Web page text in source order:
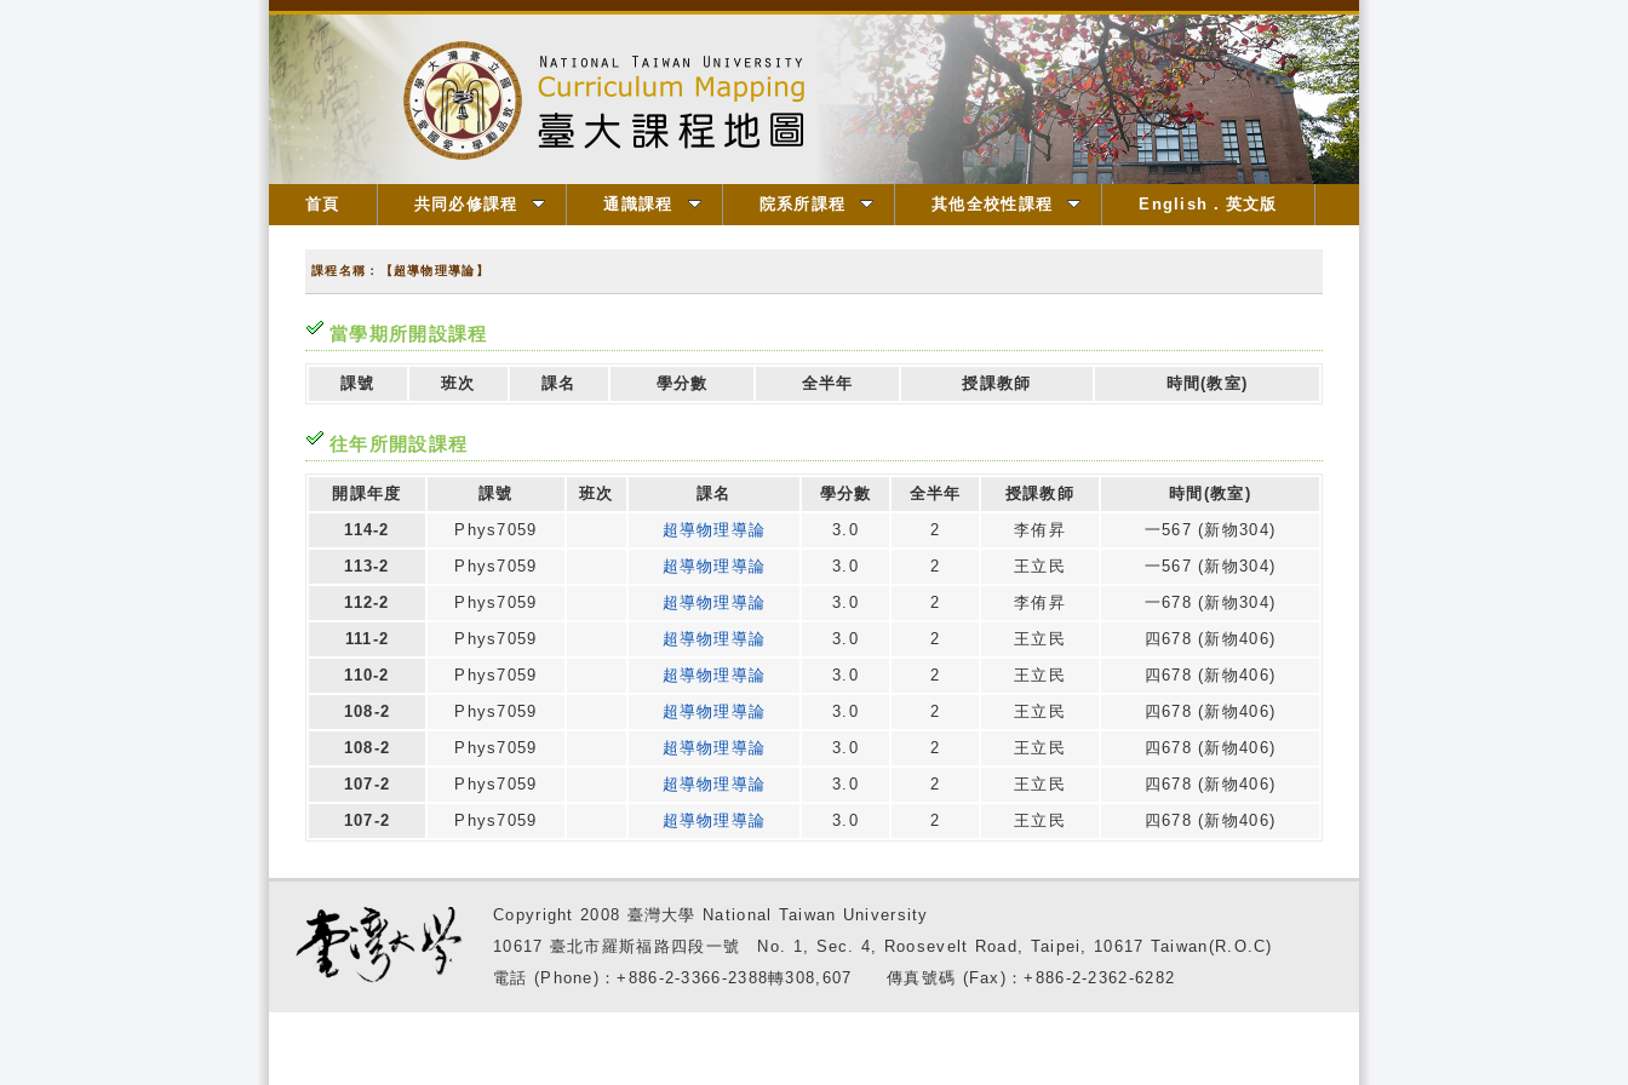
首頁 共同必修課程 通識課程 院系所課程 其他全校性課程 English．英文版
課程名稱：【超導物理導論】
當學期所開設課程
課號 班次 課名 學分數 全半年 授課教師 時間(教室)
往年所開設課程
開課年度 課號 班次 課名 學分數 全半年 授課教師
時間(教室)
114-2
Phys7059 超導物理導論 3.0 2 李侑昇
一567 (新物304)
113-2
Phys7059 超導物理導論 3.0 2 王立民
一567 (新物304)
112-2
Phys7059 超導物理導論 3.0 2 李侑昇
一678 (新物304)
111-2
Phys7059 超導物理導論 3.0 2 王立民
四678 (新物406)
110-2
Phys7059 超導物理導論 3.0 2 王立民
四678 (新物406)
108-2
Phys7059 超導物理導論 3.0 2 王立民
四678 (新物406)
108-2
Phys7059 超導物理導論 3.0 2 王立民
四678 (新物406)
107-2
Phys7059 超導物理導論 3.0 2 王立民
四678 (新物406)
107-2
Phys7059 超導物理導論 3.0 2 王立民 四678 (新物406)
Copyright 2008 臺灣大學 National Taiwan University
10617 臺北市羅斯福路四段一號 No. 1, Sec. 4, Roosevelt Road, Taipei, 10617 Taiwan(R.O.C)
電話 (Phone)：+886-2-3366-2388轉308,607 傳真號碼 (Fax)：+886-2-2362-6282